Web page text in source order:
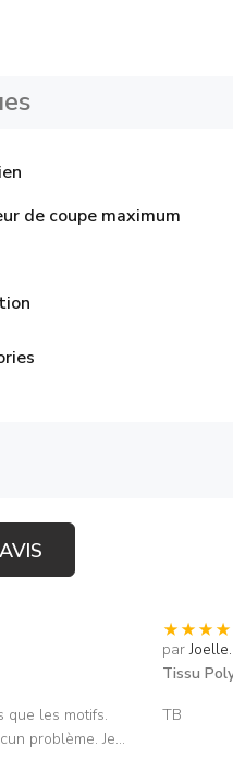
de coupe maximum
que les motifs.
problème. Je...
par
Tissu
TB